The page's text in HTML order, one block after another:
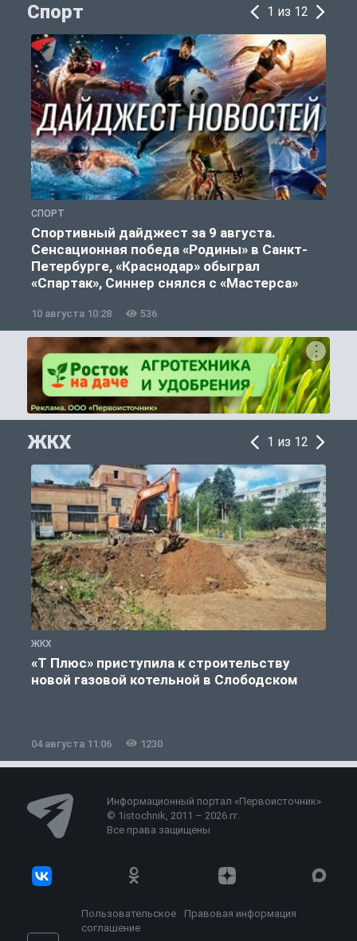
Спорт 1 из 12
СПОРТ
Спортивный дайджест за 9 августа.
Сенсационная победа «Родины» в Санкт-
Петербурге, «Краснодар» обыграл
«Спартак», Синнер снялся с «Мастерса»
10 августа 10:28 536
ЖКХ 1 из 12
ЖКХ
«Т Плюс» приступила к строительству
новой газовой котельной в Слободском
04 августа 11:06 1230
Информационный портал «Первоисточник»
© 1istochnik, 2011 – 2026 гг.
Все права защищены
Пользовательское
соглашение
Правовая информация